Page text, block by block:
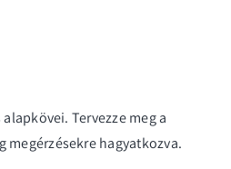
Tervezze meg a
hagyatkozva.